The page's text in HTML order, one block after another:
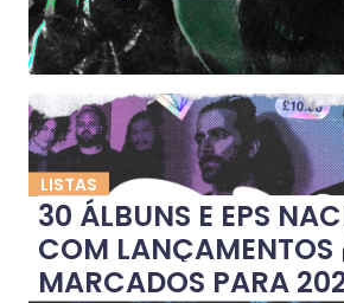
LISTAS
30 ÁLBUNS E EPS
COM LANÇAMENTOS
MARCADOS PARA